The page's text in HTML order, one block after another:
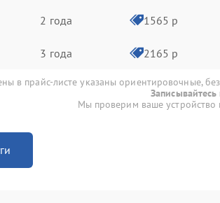
2 года 1565 р
3 года 2165 р
в прайс-листе указаны ориентировочные,
Мы проверим ваше устройство